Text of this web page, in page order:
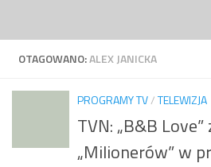
OTAGOWANO:ALEX JANICKA
PROGRAMY TV/TELEWIZJA
TVN: „B&B
„Milionerów” w